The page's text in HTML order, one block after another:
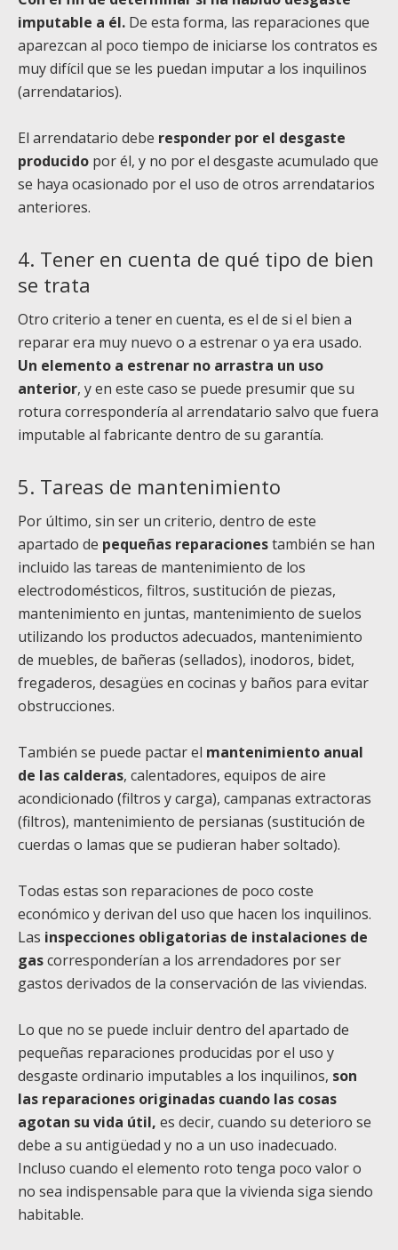
imputable a él. De esta forma, las reparaciones que
aparezcan al poco tiempo de iniciarse los contratos es
muy difícil que se les puedan imputar a los inquilinos
(arrendatarios).
El arrendatario debe responder por el desgaste
producido por él, y no por el desgaste acumulado que
se haya ocasionado por el uso de otros arrendatarios
anteriores.
4. Tener en cuenta de qué tipo de bien
se trata
Otro criterio a tener en cuenta, es el de si el bien a
reparar era muy nuevo o a estrenar o ya era usado.
Un elemento a estrenar no arrastra un uso
anterior, y en este caso se puede presumir que su
rotura correspondería al arrendatario salvo que fuera
imputable al fabricante dentro de su garantía.
5. Tareas de mantenimiento
Por último, sin ser un criterio, dentro de este
apartado de pequeñas reparacionestambién se han
incluido las tareas de mantenimiento de los
electrodomésticos, filtros, sustitución de piezas,
mantenimiento en juntas, mantenimiento de suelos
utilizando los productos adecuados, mantenimiento
de muebles, de bañeras (sellados), inodoros, bidet,
fregaderos, desagües en cocinas y baños para evitar
obstrucciones.
También se puede pactar el mantenimiento anual
de las calderas, calentadores, equipos de aire
acondicionado (filtros y carga), campanas extractoras
(filtros), mantenimiento de persianas (sustitución de
cuerdas o lamas que se pudieran haber soltado).
Todas estas son reparaciones de poco coste
económico y derivan del uso que hacen los inquilinos.
Las inspecciones obligatorias de instalaciones de
gascorresponderían a los arrendadores por ser
gastos derivados de la conservación de las viviendas.
Lo que no se puede incluir dentro del apartado de
pequeñas reparaciones producidas por el uso y
desgaste ordinario imputables a los inquilinos, son
las reparaciones originadas cuando las cosas
agotan su vida útil, es decir, cuando su deterioro se
debe a su antigüedad y no a un uso inadecuado.
Incluso cuando el elemento roto tenga poco valor o
no sea indispensable para que la vivienda siga siendo
habitable.